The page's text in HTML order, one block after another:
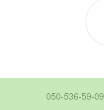
050-536-59-09